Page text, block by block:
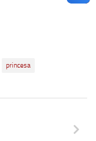
princesa